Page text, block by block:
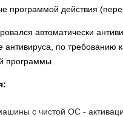
программой действия
автоматически
по требованию
программы.
с чистой ОС -